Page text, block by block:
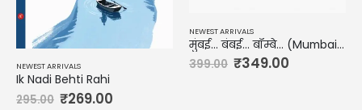
NEWEST ARRIVALS
Ik Nadi Behti Rahi
295.00 ₹269.00
NEWEST ARRIVALS
मुंबई… बंबई… बॉम्बे… (Mumbai… Bambai… Bombey
399.00 ₹349.00